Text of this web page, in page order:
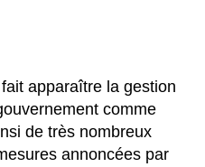
apparaître la gestion
comme
de très nombreux
annoncées par